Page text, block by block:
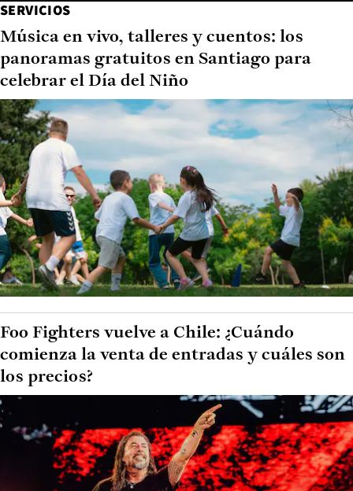
SERVICIOS
Música en vivo, talleres y cuentos: los
panoramas gratuitos en Santiago para
celebrar el Día del Niño
Foo Fighters vuelve a Chile: ¿Cuándo
comienza la venta de entradas y cuáles son
los precios?